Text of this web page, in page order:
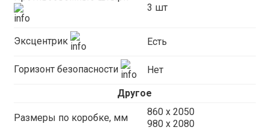
3 шт
Эксцентрик Есть
Горизонт безопасности Нет
Другое
Размеры по коробке, мм
860 х 2050
980 x 2080